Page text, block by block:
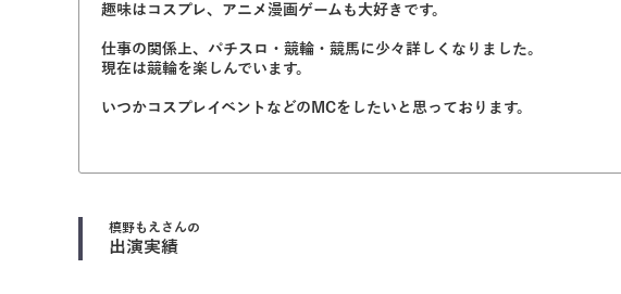
趣味はコスプレ、アニメ漫画ゲームも大好きです。
仕事の関係上、パチスロ・競輪・競馬に少々詳しくなりました。
現在は競輪を楽しんでいます。
いつかコスプレイベントなどのMCをしたいと思っております。
槙野もえ さんの
出演実績